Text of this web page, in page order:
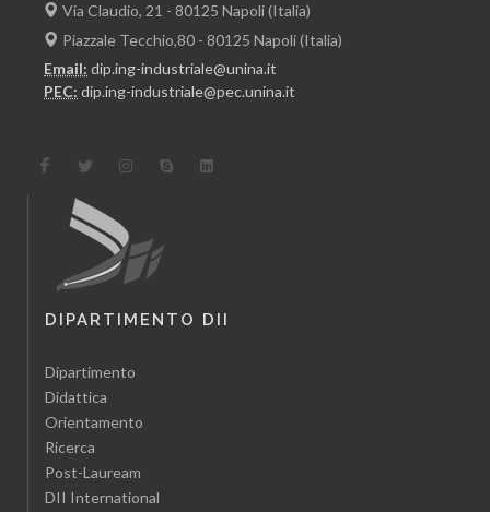
Via Claudio, 21 - 80125 Napoli (Italia)
Piazzale Tecchio,80 - 80125 Napoli (Italia)
Email: dip.ing-industriale@unina.it
PEC: dip.ing-industriale@pec.unina.it
DIPARTIMENTO DII
Dipartimento
Didattica
Orientamento
Ricerca
Post-Lauream
DII International